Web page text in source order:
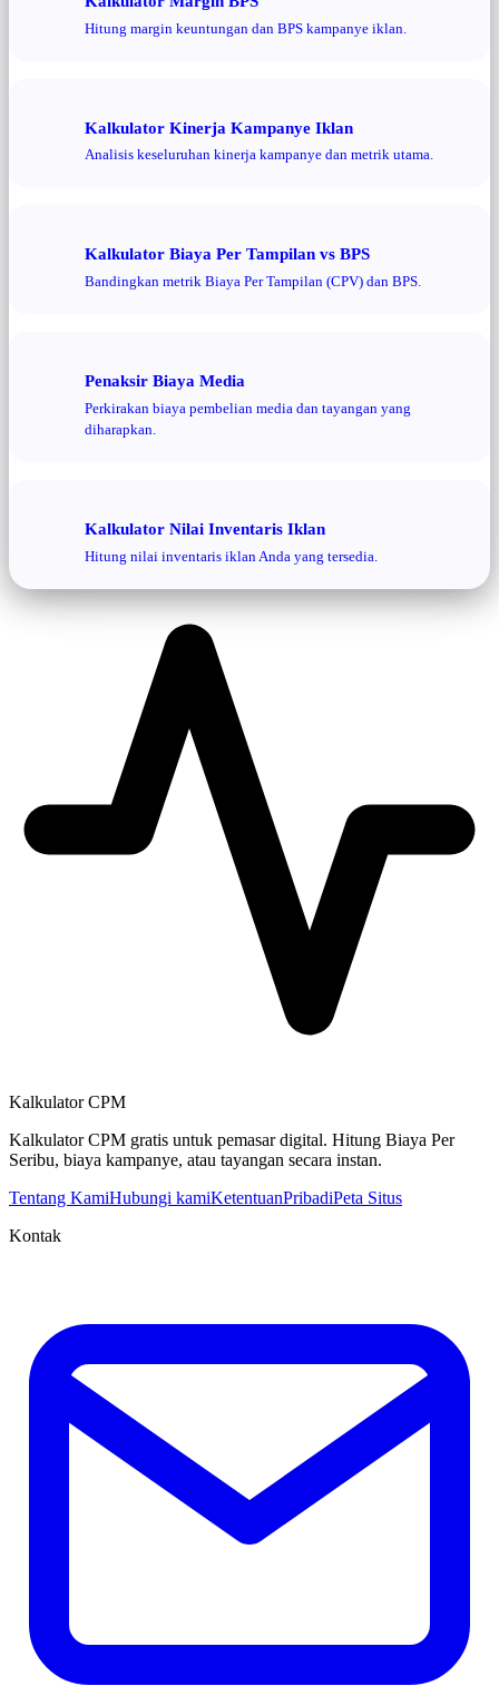
Hitung margin keuntungan dan BPS kampanye iklan.
Kalkulator Kinerja Kampanye Iklan
Analisis keseluruhan kinerja kampanye dan metrik utama.
Kalkulator Biaya Per Tampilan vs BPS
Bandingkan metrik Biaya Per Tampilan (CPV) dan BPS.
Penaksir Biaya Media
Perkirakan biaya pembelian media dan tayangan yang
diharapkan.
Kalkulator Nilai Inventaris Iklan
Hitung nilai inventaris iklan Anda yang tersedia.
Kalkulator CPM
Kalkulator CPM gratis untuk pemasar digital. Hitung Biaya Per
Seribu, biaya kampanye, atau tayangan secara instan.
Tentang KamiHubungi kamiKetentuanPribadiPeta Situs
Kontak